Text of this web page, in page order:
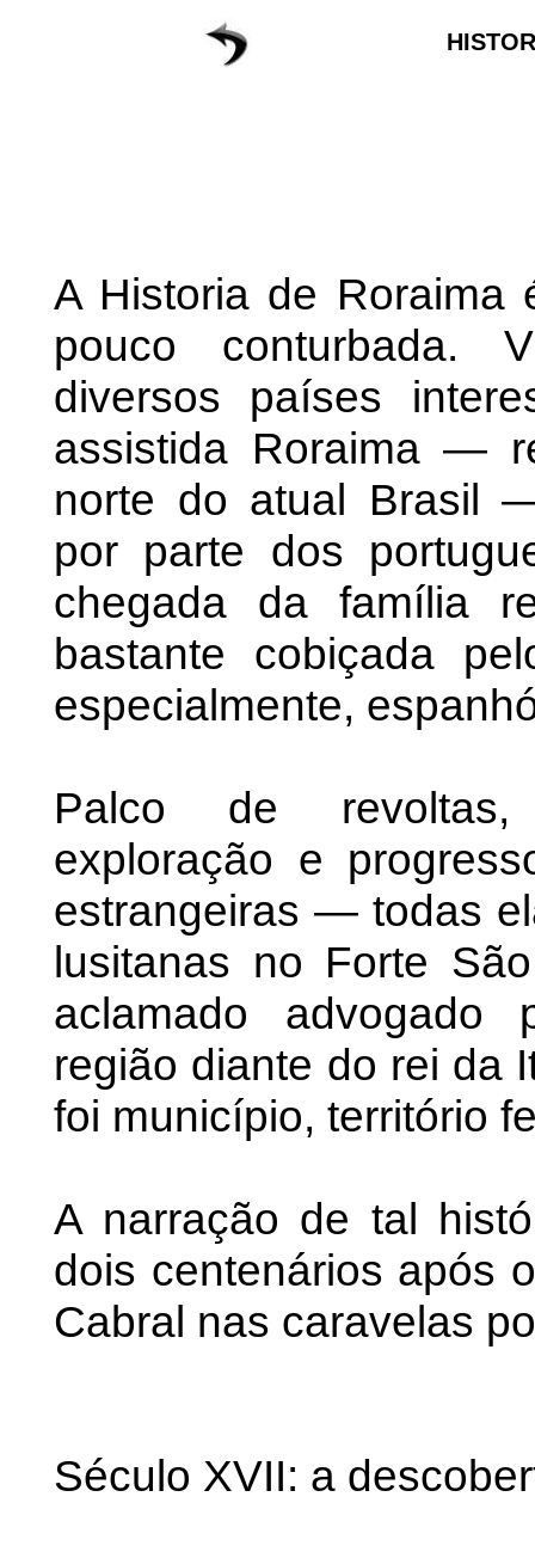
A Historia de Roraima
pouco conturbada.
diversos países
assistida Roraima —
norte do atual Brasil
por parte dos
chegada da família
bastante cobiçada
especialmente,
Palco de revoltas,
exploração e
estrangeiras — todas
lusitanas no Forte
aclamado advogado
região diante do rei da
foi município, território
A narração de tal
dois centenários após
Cabral nas caravelas
Século XVII: a